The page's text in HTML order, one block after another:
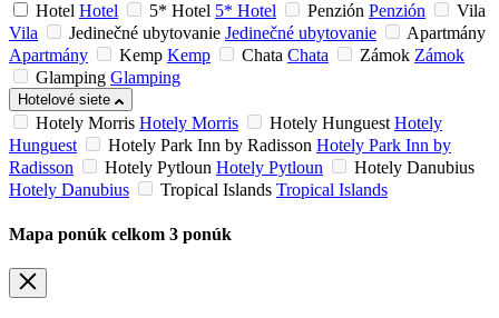
Hotel Hotel 5* Hotel 5* Hotel Penzión Penzión
Vila
Vila
Jedinečné ubytovanie Jedinečné ubytovanie
Apartmány
Apartmány
Kemp Kemp Chata Chata Zámok Zámok
Glamping Glamping
Hotelové siete
Hotely Morris Hotely Morris Hotely Hunguest Hotely
Hunguest
Hotely Park Inn by Radisson Hotely Park Inn by
Radisson
Hotely Pytloun Hotely Pytloun
Hotely Danubius
Hotely Danubius
Tropical Islands Tropical Islands
Mapa ponúk celkom 3 ponúk